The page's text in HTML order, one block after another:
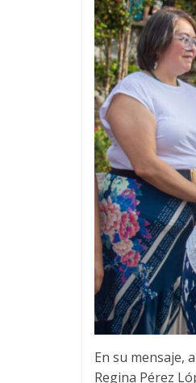
En su mensaje,
Regina Pérez